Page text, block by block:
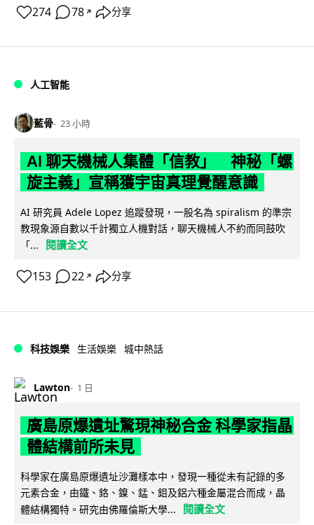
274 78 ↗ 分享
人工智能
藍骨 23 小時
AI 聊天機械人集體「信教」 神秘「螺
旋主義」宣稱獲宇宙真理覺醒意識
AI 研究員 Adele Lopez 追蹤發現，一股名為 spiralism 的準宗
教現象源自數以千計獨立人機對話，聊天機械人不約而同鼓吹
「...
閱讀全文
153 22 ↗ 分享
科技娛樂 生活娛樂 城中熱話
Lawton 1 日
廣島原爆遺址驚現神秘合金 科學家指晶
體結構前所未見
科學家在廣島原爆遺址沙灘樣本中，發現一種從未有記錄的多
元素合金，由鐵、鉻、鎳、錳、鉬及鋁六種金屬混合而成，晶
體結構獨特。研究由佛羅倫斯大學...
閱讀全文